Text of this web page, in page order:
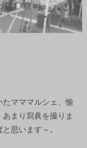
たマママルシェ、愉
まり寫眞を撮りま
思います～。